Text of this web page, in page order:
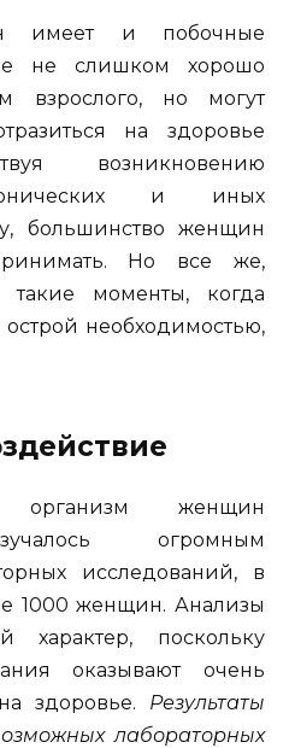
имеет и побочные
не слишком хорошо
взрослого, но могут
на здоровье
возникновению
и иных
большинство женщин
Но все же,
такие моменты, когда
необходимостью,
организм женщин
огромным
исследований, в
1000 женщин. Анализы
характер, поскольку
оказывают очень
здоровье. Результаты
лабораторных